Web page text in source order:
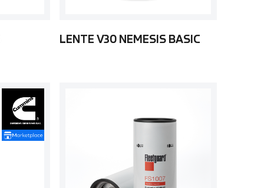
LENTE V30 NEMESIS BASIC